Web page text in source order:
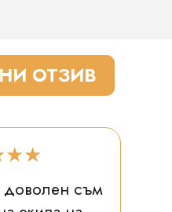
ОТЗИВ
съм